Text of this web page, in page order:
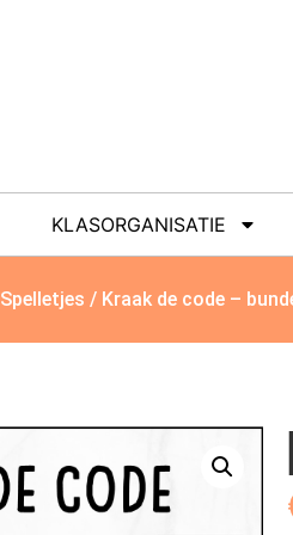
KLASORGANISATIE
Spelletjes / Kraak de code –